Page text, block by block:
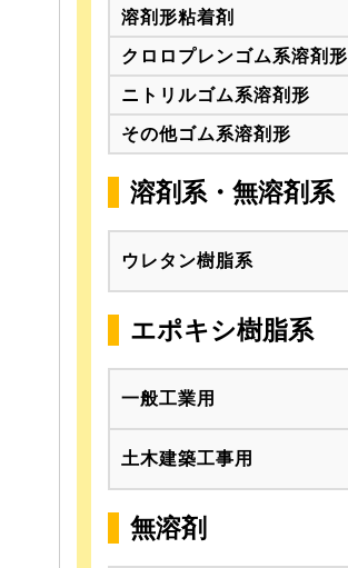
溶剤形粘着剤
クロロプレンゴム系溶剤形
ニトリルゴム系溶剤形
その他ゴム系溶剤形
溶剤系・無溶剤系
ウレタン樹脂系
エポキシ樹脂系
一般工業用
土木建築工事用
無溶剤